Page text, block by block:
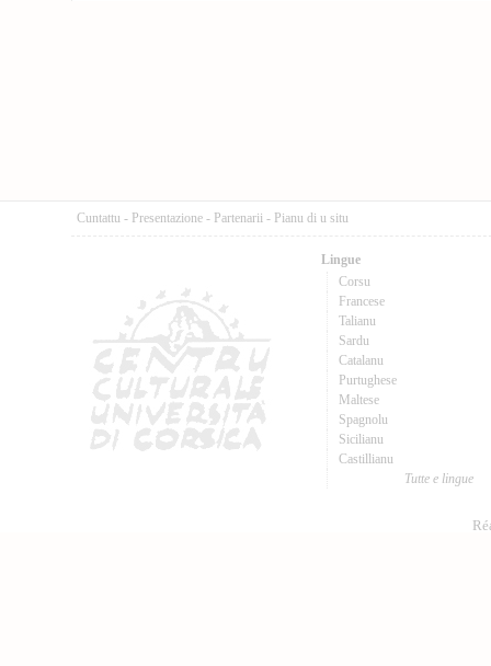
Cuntattu - Presentazione - Partenarii - Pianu di u situ
Lingue
Corsu
Francese
Talianu
Sardu
Catalanu
Purtughese
Maltese
Spagnolu
Sicilianu
Castillianu
Tutte e lingue